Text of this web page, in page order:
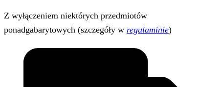
Z wyłączeniem niektórych przedmiotów
ponadgabarytowych (szczegóły w regulaminie)